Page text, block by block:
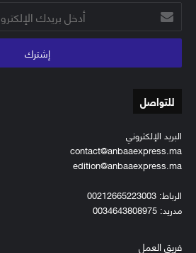
أدخل
بريدك
الإلكتروني
للتواصل
البريد الإلكتروني
contact@anbaaexpress.ma
edition@anbaaexpress.ma
الرباط: 00212665223003
مدريد: 0034643808975
فريق العمل